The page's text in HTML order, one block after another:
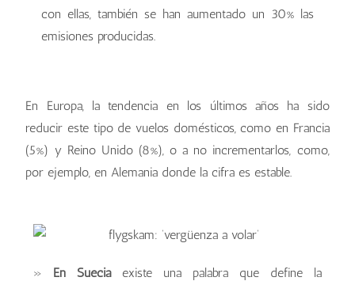
con ellas, también se han aumentado un 30% las
emisiones producidas.
En Europa, la tendencia en los últimos años ha sido
reducir este tipo de vuelos domésticos, como en Francia
(5%) y Reino Unido (8%), o a no incrementarlos, como,
por ejemplo, en Alemania donde la cifra es estable.
» En Sueciaexiste una palabra que define la